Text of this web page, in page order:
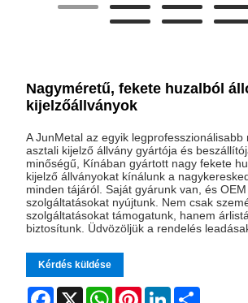
Nagyméretű, fekete huzalból
kijelzőállványok
A JunMetal az egyik legprofesszionálisabb
asztali kijelző állvány gyártója és
minőségű, Kínában gyártott nagy fekete
kijelző állványokat kínálunk a
minden tájáról. Saját gyárunk van, és
szolgáltatásokat nyújtunk. Nem csak
szolgáltatásokat támogatunk, hanem
biztosítunk. Üdvözöljük a rendelés
Kérdés küldése
Facebook
X WhatsAppPinterestLinkedIn